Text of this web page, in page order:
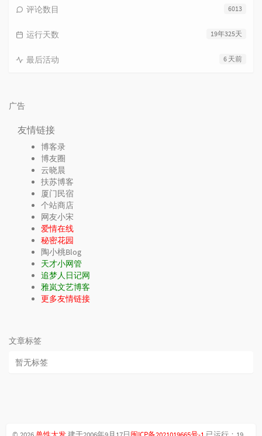
6013
评论数目
19年325天
运行天数
6 天前
最后活动
广告
友情链接
博客录
博友圈
云晓晨
扶苏博客
厦门民宿
个站商店
网友小宋
爱情在线
秘密花园
陶小桃Blog
天才小网管
追梦人日记网
雅岚文艺博客
更多友情链接
文章标签
暂无标签